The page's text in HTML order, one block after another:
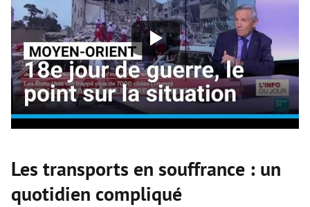
Les transports en souffrance : un
quotidien compliqué